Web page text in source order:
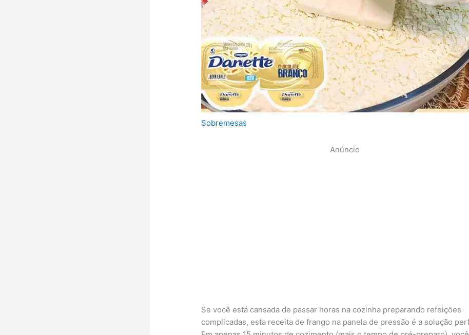
Sobremesas
Anúncio
Se você está cansada de passar horas na cozinha preparando refeições
complicadas, esta receita de frango na panela de pressão é a solução